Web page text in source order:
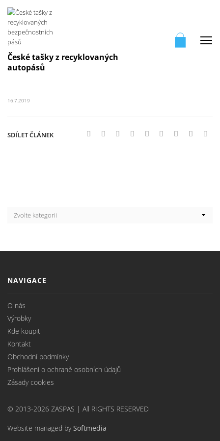
České tašky z recyklovaných
autopásů
16.7.2019
SDÍLET ČLÁNEK
NAVIGACE
O nás
Výrobky
Kde koupit
Kontakt
Obchodní podmínky
Prohlášení o ochraně osobních údajů
Zásady cookies
© 2013-2026 ZASPAS | All RIGHTS RESERVED
Website managed bySoftmedia